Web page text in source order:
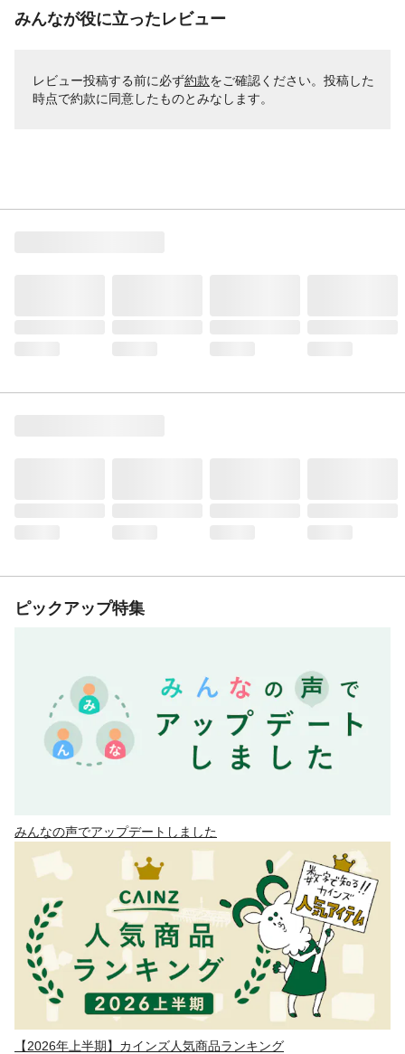
みんなが役に立ったレビュー
レビュー投稿する前に必ず約款をご確認ください。投稿した
時点で約款に同意したものとみなします。
ピックアップ特集
みんなの声でアップデートしました
【2026年上半期】カインズ人気商品ランキング